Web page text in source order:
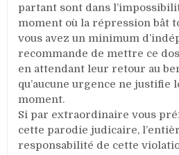
partant sont dans
moment où la répression bât
vous avez un minimum
recommande de mettre ce
en attendant leur retour au
qu’aucune urgence ne justifie
moment.
Si par extraordinaire vous
cette parodie judicaire,
responsabilité de cette